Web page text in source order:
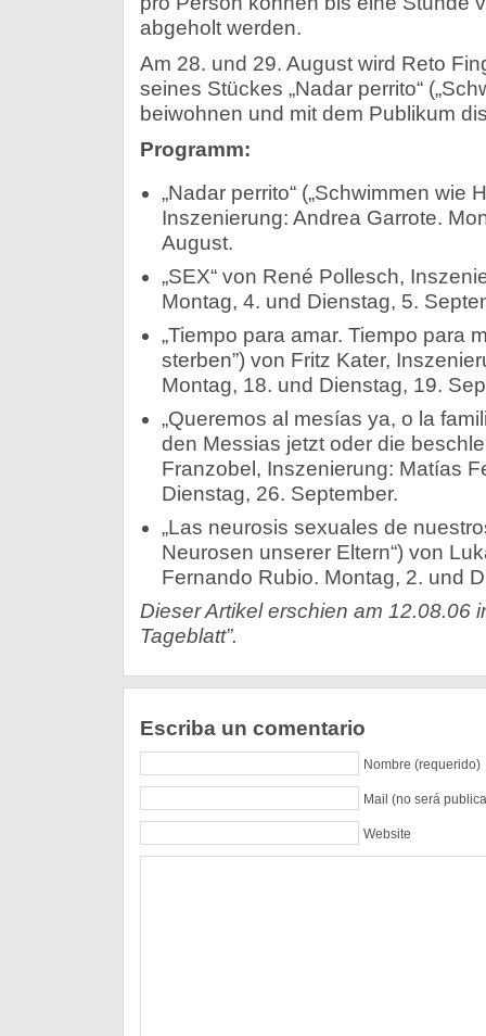
abgeholt werden.
Am 28. und 29. August wird Reto
seines Stückes „Nadar perrito“
beiwohnen und mit dem Publikum
Programm:
„Nadar perrito“ („Schwimmen wie
Inszenierung: Andrea Garrote.
August.
„SEX“ von René Pollesch,
Montag, 4. und Dienstag, 5.
„Tiempo para amar. Tiempo para
sterben”) von Fritz Kater,
Montag, 18. und Dienstag, 19.
„Queremos al mesías ya, o la
den Messias jetzt oder die
Franzobel, Inszenierung: Matías
Dienstag, 26. September.
„Las neurosis sexuales de
Neurosen unserer Eltern“) von
Fernando Rubio. Montag, 2. und
Dieser Artikel erschien am 12.08.06
Tageblatt”.
Escriba un comentario
Nombre (requerido)
Mail (no será
Website